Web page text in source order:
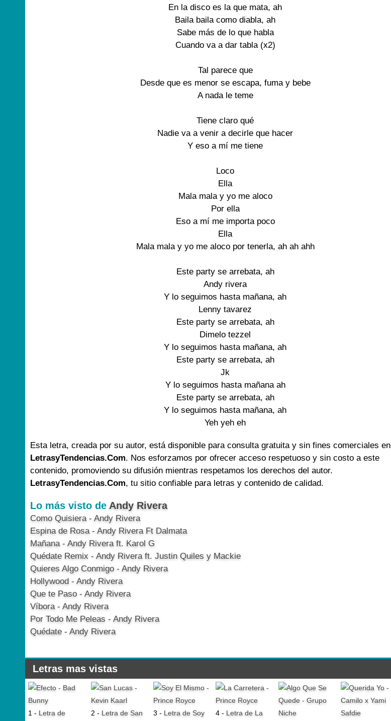
En la disco es la que mata, ah
Baila baila como diabla, ah
Sabe más de lo que habla
Cuando va a dar tabla (x2)
Tal parece que
Desde que es menor se escapa, fuma y bebe
A nada le teme
Tiene claro qué
Nadie va a venir a decirle que hacer
Y eso a mí me tiene
Loco
Ella
Mala mala y yo me aloco
Por ella
Eso a mí me importa poco
Ella
Mala mala y yo me aloco por tenerla, ah ah ahh
Este party se arrebata, ah
Andy rivera
Y lo seguimos hasta mañana, ah
Lenny tavarez
Este party se arrebata, ah
Dimelo tezzel
Y lo seguimos hasta mañana, ah
Este party se arrebata, ah
Jk
Y lo seguimos hasta mañana ah
Este party se arrebata, ah
Y lo seguimos hasta mañana, ah
Yeh yeh eh
Esta letra, creada por su autor, está disponible para consulta gratuita y sin fines comerciales en
LetrasyTendencias.Com. Nos esforzamos por ofrecer acceso respetuoso y sin costo a este
contenido, promoviendo su difusión mientras respetamos los derechos del autor.
LetrasyTendencias.Com, tu sitio confiable para letras y contenido de calidad.
Lo más visto de Andy Rivera
Como Quisiera - Andy Rivera
Espina de Rosa - Andy Rivera Ft Dalmata
Mañana - Andy Rivera ft. Karol G
Quédate Remix - Andy Rivera ft. Justin Quiles y Mackie
Quieres Algo Conmigo - Andy Rivera
Hollywood - Andy Rivera
Que te Paso - Andy Rivera
Víbora - Andy Rivera
Por Todo Me Peleas - Andy Rivera
Quédate - Andy Rivera
Letras mas vistas
1 - Letra de 2 - Letra de San 3 - Letra de Soy 4 - Letra de La